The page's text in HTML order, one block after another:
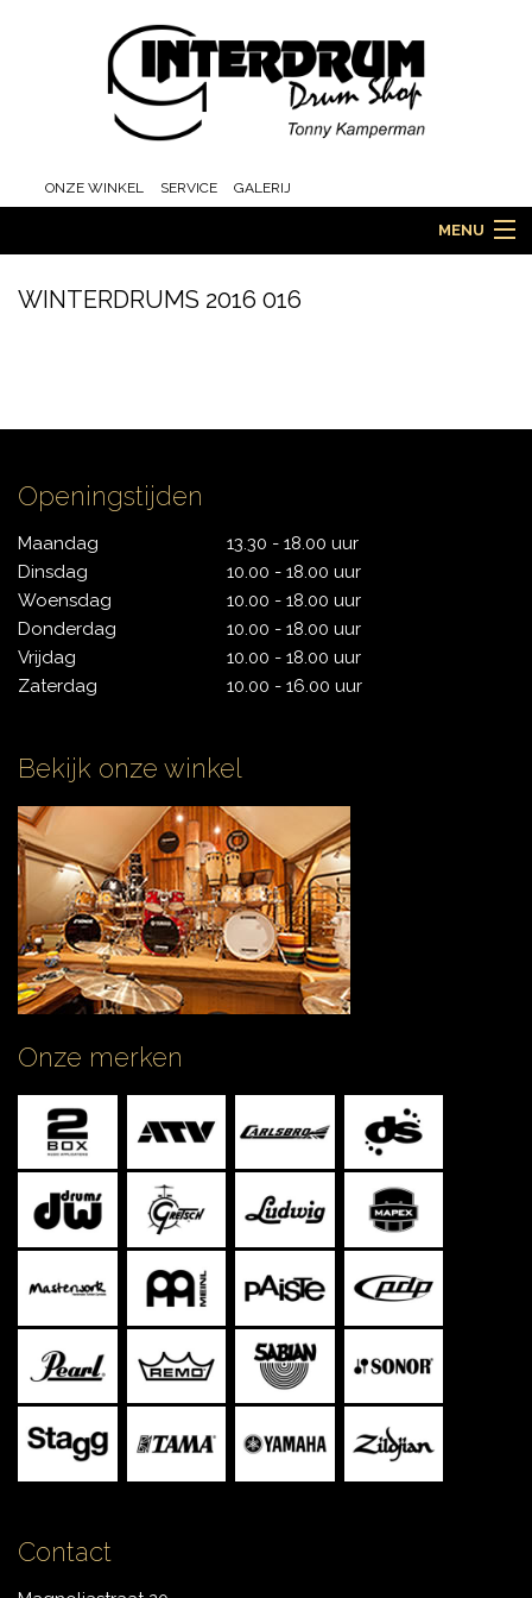
ONZE WINKEL SERVICE GALERIJ
MENU
DRUMS
CYMBALS
ACCESSOIRES
ONLINE SALE
DRUMSCHOOL
CONTACT
WINTERDRUMS 2016 016
Openingstijden
Maandag
Dinsdag
Woensdag
Donderdag
Vrijdag
Zaterdag
13.30 - 18.00 uur
10.00 - 18.00 uur
10.00 - 18.00 uur
10.00 - 18.00 uur
10.00 - 18.00 uur
10.00 - 16.00 uur
Bekijk onze winkel
Onze merken
Contact